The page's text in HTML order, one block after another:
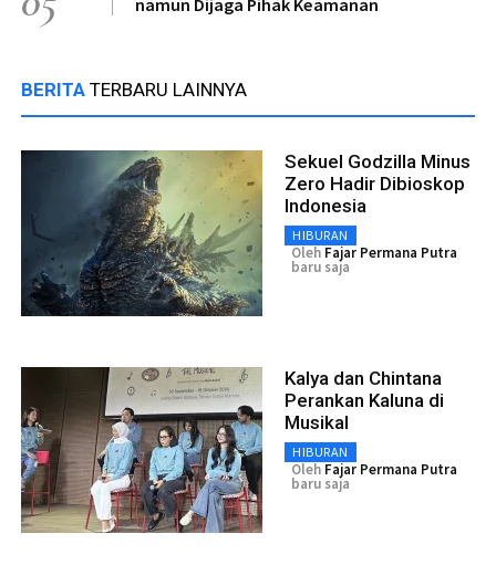
BERITA TERBARU LAINNYA
Sekuel Godzilla Minus
Zero Hadir Dibioskop
Indonesia
HIBURAN
Oleh Fajar Permana Putra
baru saja
Kalya dan Chintana
Perankan Kaluna di
Musikal
HIBURAN
Oleh Fajar Permana Putra
baru saja